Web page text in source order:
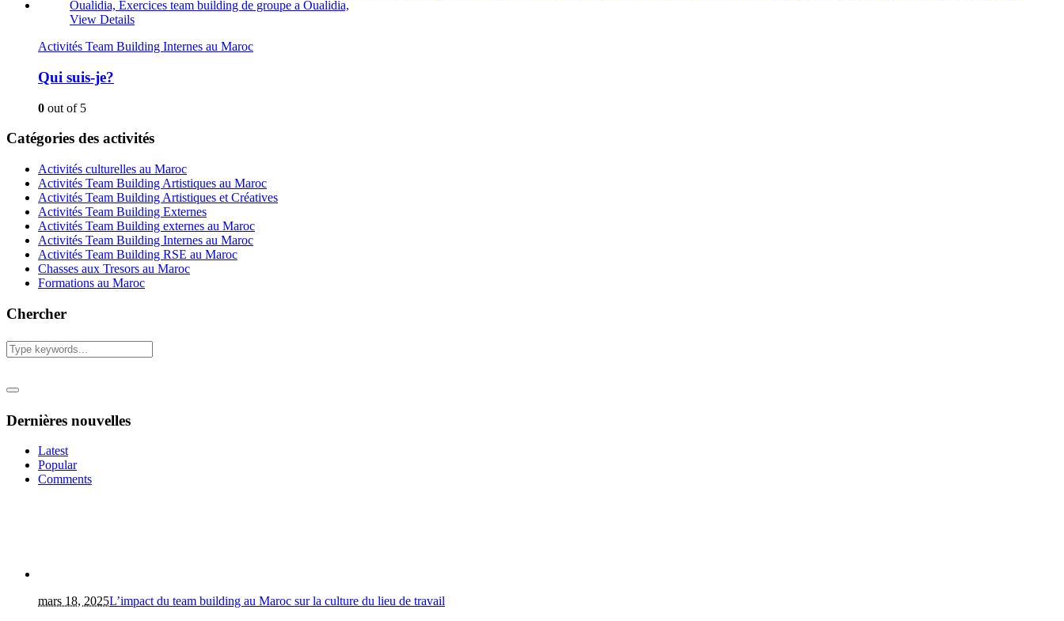
View Details
Activités Team Building Internes au Maroc
Qui suis-je?
0 out of 5
Catégories des activités
Activités culturelles au Maroc
Activités Team Building Artistiques au Maroc
Activités Team Building Artistiques et Créatives
Activités Team Building Externes
Activités Team Building externes au Maroc
Activités Team Building Internes au Maroc
Activités Team Building RSE au Maroc
Chasses aux Tresors au Maroc
Formations au Maroc
Chercher
Dernières nouvelles
Latest
Popular
Comments
mars 18, 2025L’impact du team building au Maroc sur la culture du lieu de travail